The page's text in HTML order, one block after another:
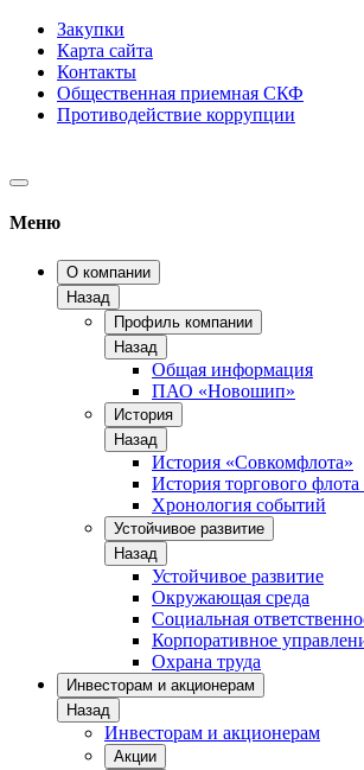
Закупки
Карта сайта
Контакты
Общественная приемная СКФ
Противодействие коррупции
Меню
О компании
Назад
Профиль компании
Назад
Общая информация
ПАО «Новошип»
История
Назад
История «Совкомфлота»
История торгового флота
Хронология событий
Устойчивое развитие
Назад
Устойчивое развитие
Окружающая среда
Социальная
Корпоративное
Охрана труда
Инвесторам и акционерам
Назад
Инвесторам и акционерам
Акции